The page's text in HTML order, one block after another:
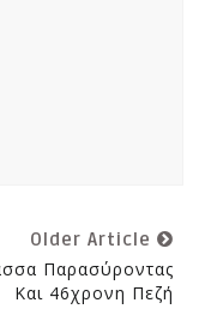
Older Article
Παρασύροντας
Και 46χρονη Πεζή